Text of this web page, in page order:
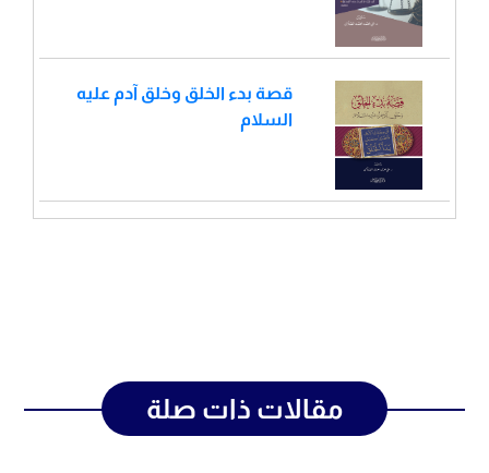
قصة بدء الخلق وخلق آدم عليه
السلام
مقالات ذات صلة